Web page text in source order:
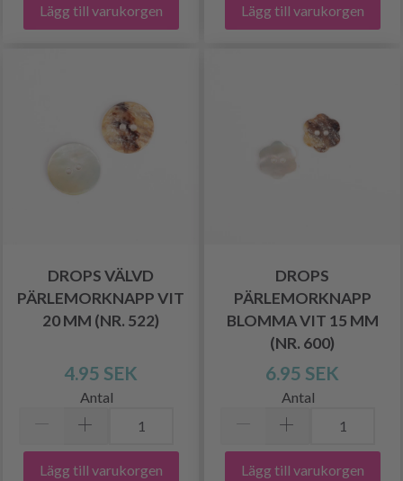
Lägg till varukorgen Lägg till varukorgen
DROPS VÄLVD
PÄRLEMORKNAPP VIT
20 MM (NR. 522)
4.95 SEK
Antal
Lägg till varukorgen
DROPS
PÄRLEMORKNAPP
BLOMMA VIT 15 MM
(NR. 600)
6.95 SEK
Antal
Lägg till varukorgen